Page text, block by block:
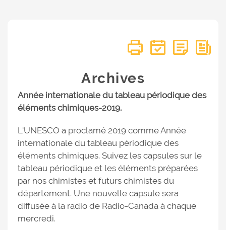
Archives
Année internationale du tableau périodique des
éléments chimiques-2019.
L'UNESCO a proclamé 2019 comme Année
internationale du tableau périodique des
éléments chimiques. Suivez les capsules sur le
tableau périodique et les éléments préparées
par nos chimistes et futurs chimistes du
département. Une nouvelle capsule sera
diffusée à la radio de Radio-Canada à chaque
mercredi.